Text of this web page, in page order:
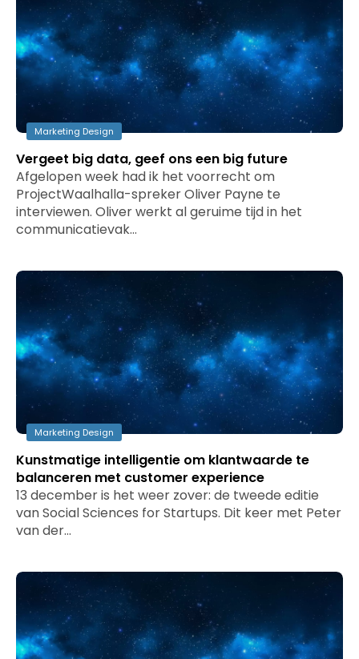
Marketing Design
Vergeet big data, geef ons een big future
Afgelopen week had ik het voorrecht om
ProjectWaalhalla-spreker Oliver Payne te
interviewen. Oliver werkt al geruime tijd in het
communicatievak…
Marketing Design
Kunstmatige intelligentie om klantwaarde te
balanceren met customer experience
13 december is het weer zover: de tweede editie
van Social Sciences for Startups. Dit keer met Peter
van der…